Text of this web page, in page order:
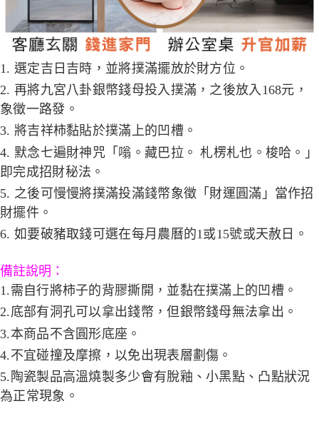
1. 選定吉日吉時，並將撲滿擺放於財方位。
2. 再將九宮八卦銀幣錢母投入撲滿，之後放入168元，
象徵一路發。
3. 將吉祥柿黏貼於撲滿上的凹槽。
4. 默念七遍財神咒「嗡。藏巴拉。 札楞札也。梭哈。」
即完成招財秘法。
5. 之後可慢慢將撲滿投滿錢幣象徵「財運圓滿」當作招
財擺件。
6. 如要破豬取錢可選在每月農曆的1或15號或天赦日。
備註說明：
1.需自行將柿子的背膠撕開，並黏在撲滿上的凹槽。
2.底部有洞孔可以拿出錢幣，但銀幣錢母無法拿出。
3.本商品不含圓形底座。
4.不宜碰撞及摩擦，以免出現表層劃傷。
5.陶瓷製品高溫燒製多少會有脫釉、小黑點、凸點狀況
為正常現象。